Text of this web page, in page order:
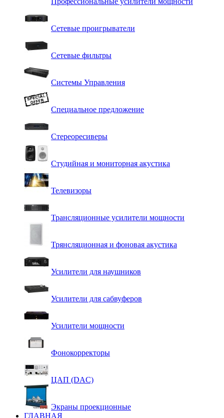
Сетевые проигрыватели
Сетевые фильтры
Системы Управления
Специальное предложение
Стереоресиверы
Студийная и мониторная акустика
Телевизоры
Трансляционные усилители мощности
Трянсляционная и фоновая акустика
Усилители для наушников
Усилители для сабвуферов
Усилители мощности
Фонокорректоры
ЦАП (DAC)
Экраны проекционные
ГЛАВНАЯ